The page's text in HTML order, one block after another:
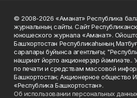
© 2008-2026 «Аманат» Республика
журналының сайты. Сайт
юношеского журнала «Аманат».
Башҡортостан Республикаһының
саралары буйынса агентлығы;
нәшриәт йорто акционерҙар йәмғиәте..
по печати и средствам массовой
Башкортостан; Акционерное общество
«Республика Башкортостан».
Об использовании персональных